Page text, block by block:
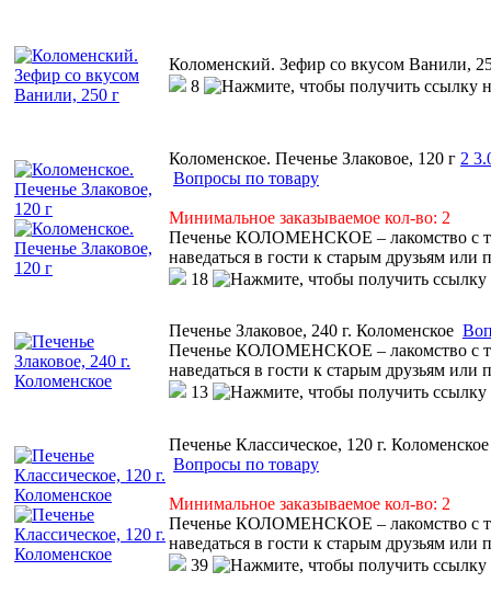
Коломенский. Зефир со вкусом Ванили,
8
Коломенское. Печенье Злаковое, 120 г 2
Вопросы по товару
Минимальное заказываемое кол-во: 2
Печенье КОЛОМЕНСКОЕ – лакомство с
наведаться в гости к старым друзьям или
18
Печенье Злаковое, 240 г. Коломенское
Печенье КОЛОМЕНСКОЕ – лакомство с
наведаться в гости к старым друзьям или
13
Печенье Классическое, 120 г. Коломенское
Вопросы по товару
Минимальное заказываемое кол-во: 2
Печенье КОЛОМЕНСКОЕ – лакомство с
наведаться в гости к старым друзьям или
39